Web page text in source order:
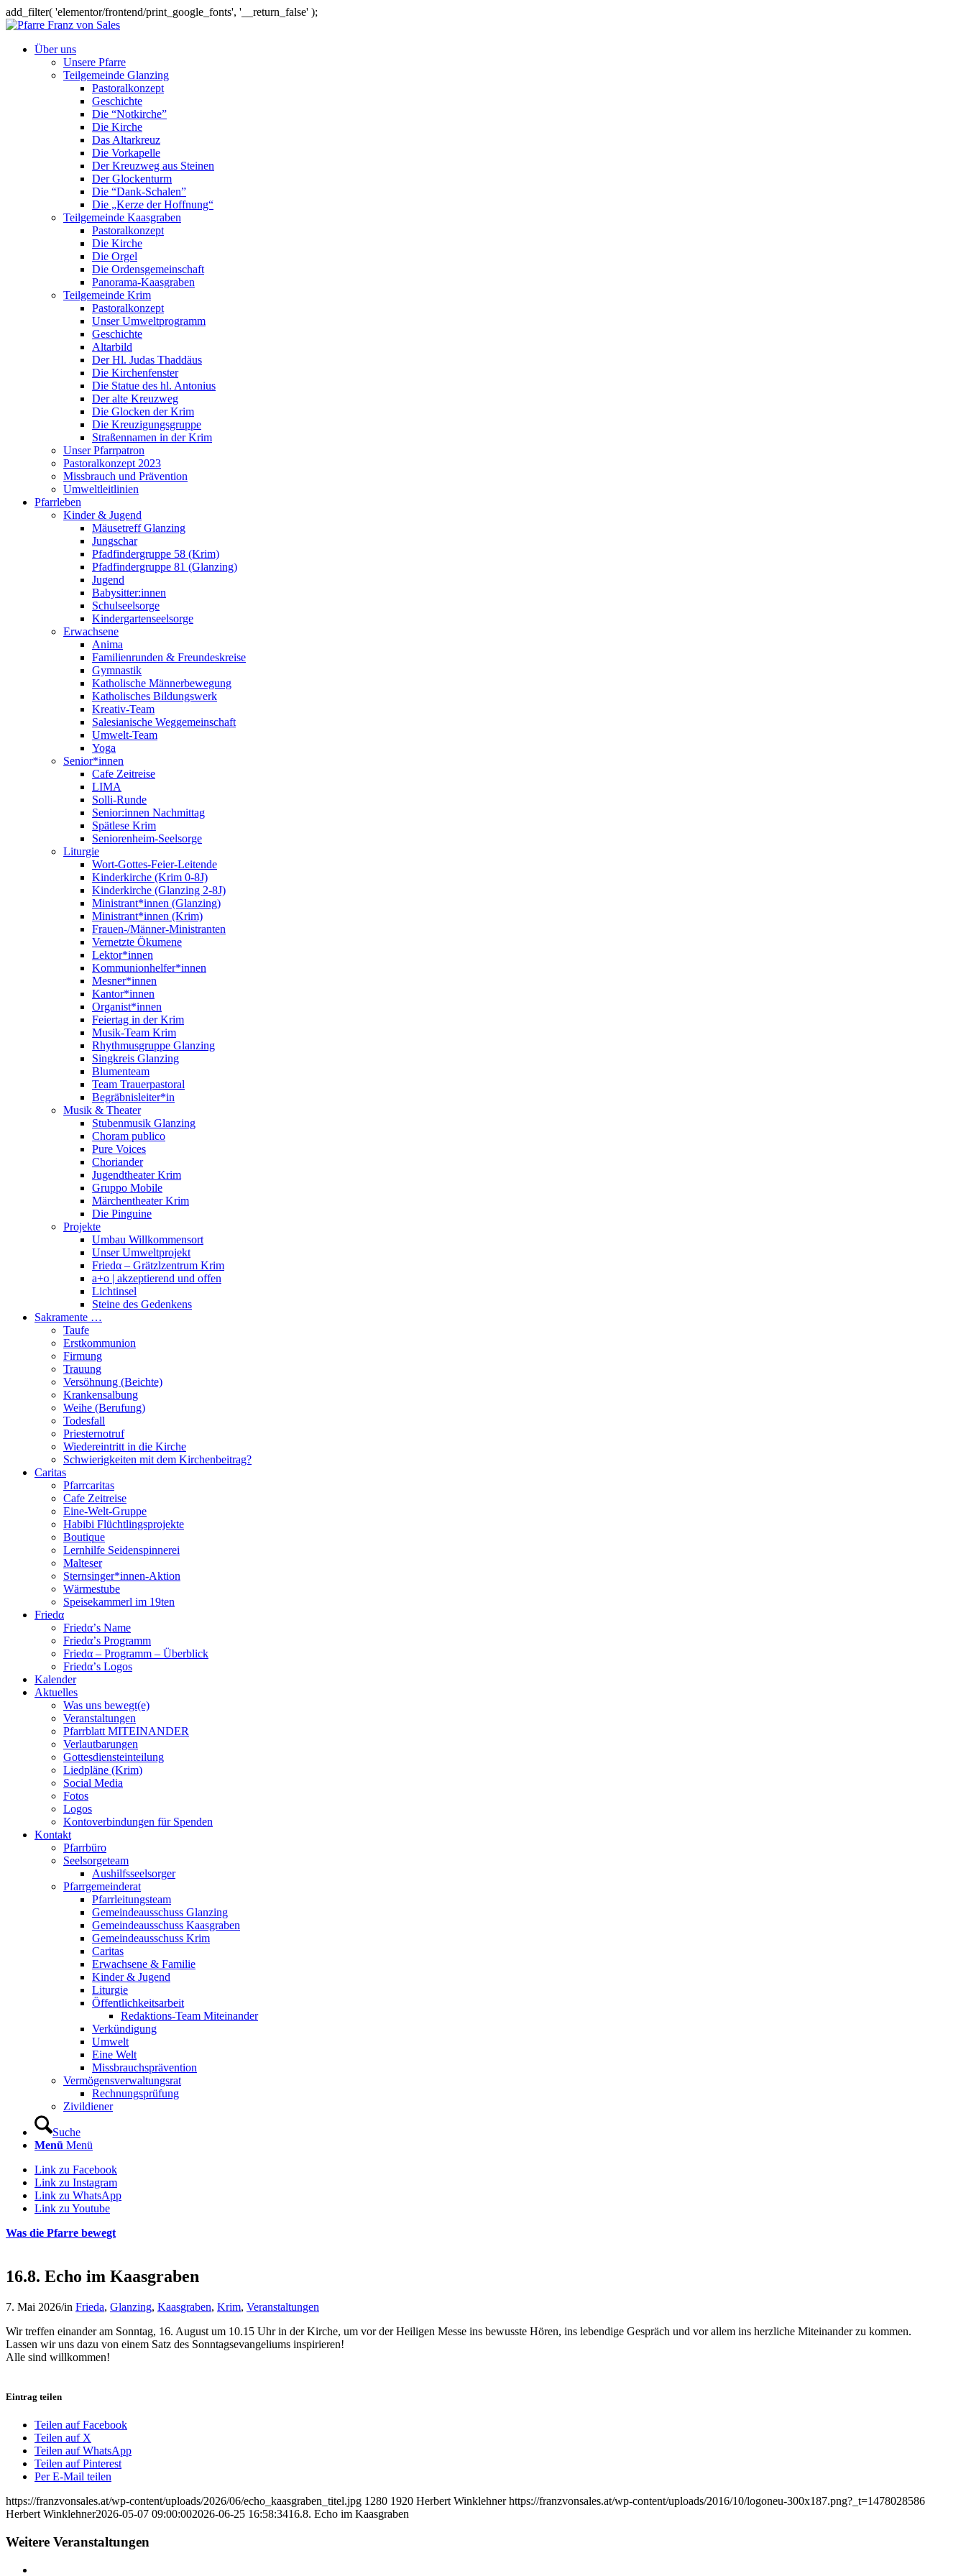
add_filter( 'elementor/frontend/print_google_fonts', '__return_false' );
Über uns
Unsere Pfarre
Teilgemeinde Glanzing
Pastoralkonzept
Geschichte
Die “Notkirche”
Die Kirche
Das Altarkreuz
Die Vorkapelle
Der Kreuzweg aus Steinen
Der Glockenturm
Die “Dank-Schalen”
Die „Kerze der Hoffnung“
Teilgemeinde Kaasgraben
Pastoralkonzept
Die Kirche
Die Orgel
Die Ordensgemeinschaft
Panorama-Kaasgraben
Teilgemeinde Krim
Pastoralkonzept
Unser Umweltprogramm
Geschichte
Altarbild
Der Hl. Judas Thaddäus
Die Kirchenfenster
Die Statue des hl. Antonius
Der alte Kreuzweg
Die Glocken der Krim
Die Kreuzigungsgruppe
Straßennamen in der Krim
Unser Pfarrpatron
Pastoralkonzept 2023
Missbrauch und Prävention
Umweltleitlinien
Pfarrleben
Kinder & Jugend
Mäusetreff Glanzing
Jungschar
Pfadfindergruppe 58 (Krim)
Pfadfindergruppe 81 (Glanzing)
Jugend
Babysitter:innen
Schulseelsorge
Kindergartenseelsorge
Erwachsene
Anima
Familienrunden & Freundeskreise
Gymnastik
Katholische Männerbewegung
Katholisches Bildungswerk
Kreativ-Team
Salesianische Weggemeinschaft
Umwelt-Team
Yoga
Senior*innen
Cafe Zeitreise
LIMA
Solli-Runde
Senior:innen Nachmittag
Spätlese Krim
Seniorenheim-Seelsorge
Liturgie
Wort-Gottes-Feier-Leitende
Kinderkirche (Krim 0-8J)
Kinderkirche (Glanzing 2-8J)
Ministrant*innen (Glanzing)
Ministrant*innen (Krim)
Frauen-/Männer-Ministranten
Vernetzte Ökumene
Lektor*innen
Kommunionhelfer*innen
Mesner*innen
Kantor*innen
Organist*innen
Feiertag in der Krim
Musik-Team Krim
Rhythmusgruppe Glanzing
Singkreis Glanzing
Blumenteam
Team Trauerpastoral
Begräbnisleiter*in
Musik & Theater
Stubenmusik Glanzing
Choram publico
Pure Voices
Choriander
Jugendtheater Krim
Gruppo Mobile
Märchentheater Krim
Die Pinguine
Projekte
Umbau Willkommensort
Unser Umweltprojekt
Friedα – Grätzlzentrum Krim
a+o | akzeptierend und offen
Lichtinsel
Steine des Gedenkens
Sakramente …
Taufe
Erstkommunion
Firmung
Trauung
Versöhnung (Beichte)
Krankensalbung
Weihe (Berufung)
Todesfall
Priesternotruf
Wiedereintritt in die Kirche
Schwierigkeiten mit dem Kirchenbeitrag?
Caritas
Pfarrcaritas
Cafe Zeitreise
Eine-Welt-Gruppe
Habibi Flüchtlingsprojekte
Boutique
Lernhilfe Seidenspinnerei
Malteser
Sternsinger*innen-Aktion
Wärmestube
Speisekammerl im 19ten
Friedα
Friedα’s Name
Friedα’s Programm
Friedα – Programm – Überblick
Friedα’s Logos
Kalender
Aktuelles
Was uns bewegt(e)
Veranstaltungen
Pfarrblatt MITEINANDER
Verlautbarungen
Gottesdiensteinteilung
Liedpläne (Krim)
Social Media
Fotos
Logos
Kontoverbindungen für Spenden
Kontakt
Pfarrbüro
Seelsorgeteam
Aushilfsseelsorger
Pfarrgemeinderat
Pfarrleitungsteam
Gemeindeausschuss Glanzing
Gemeindeausschuss Kaasgraben
Gemeindeausschuss Krim
Caritas
Erwachsene & Familie
Kinder & Jugend
Liturgie
Öffentlichkeitsarbeit
Redaktions-Team Miteinander
Verkündigung
Umwelt
Eine Welt
Missbrauchsprävention
Vermögensverwaltungsrat
Rechnungsprüfung
Zivildiener
Suche
Menü Menü
Link zu Facebook
Link zu Instagram
Link zu WhatsApp
Link zu Youtube
Was die Pfarre bewegt
16.8. Echo im Kaasgraben
7. Mai 2026/in Frieda, Glanzing, Kaasgraben, Krim, Veranstaltungen
Wir treffen einander am Sonntag, 16. August um 10.15 Uhr in der Kirche, um vor der Heiligen Messe ins bewusste Hören, ins lebendige Gespräch und vor allem ins herzliche Miteinander zu kommen.
Lassen wir uns dazu von einem Satz des Sonntagsevangeliums inspirieren!
Alle sind willkommen!
Eintrag teilen
Teilen auf Facebook
Teilen auf X
Teilen auf WhatsApp
Teilen auf Pinterest
Per E-Mail teilen
https://franzvonsales.at/wp-content/uploads/2026/06/echo_kaasgraben_titel.jpg 1280 1920 Herbert Winklehner https://franzvonsales.at/wp-content/uploads/2016/10/logoneu-300x187.png?_t=1478028586
Herbert Winklehner2026-05-07 09:00:002026-06-25 16:58:3416.8. Echo im Kaasgraben
Weitere Veranstaltungen